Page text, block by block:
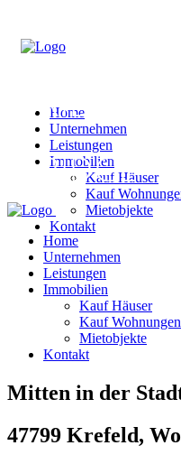
Home
Unternehmen
Leistungen
Immobilien
Kauf Häuser
Kauf
Mietobjekte
Kontakt
Home
Unternehmen
Leistungen
Immobilien
Kauf Häuser
Kauf Wohnungen
Mietobjekte
Kontakt
Mitten in der
47799 Krefeld,